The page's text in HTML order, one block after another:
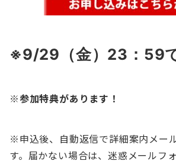
※9/29（金）23：59
※参加特典があります！
※申込後、自動返信で詳細案内メー
す。届かない場合は、迷惑メールフ